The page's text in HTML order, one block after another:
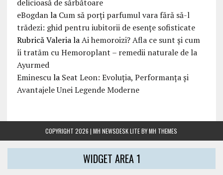
delicioasă de sărbătoare
eBogdanla Cum să porți parfumul vara fără să-l
trădezi: ghid pentru iubitorii de esențe sofisticate
Rubrică ValerialaAi hemoroizi? Afla ce sunt și cum
îi tratăm cu Hemoroplant – remedii naturale de la
Ayurmed
Eminescula Seat Leon: Evoluția, Performanța și
Avantajele Unei Legende Moderne
COPYRIGHT 2026 | MH NEWSDESK LITE BYMH THEMES
WIDGET AREA 1